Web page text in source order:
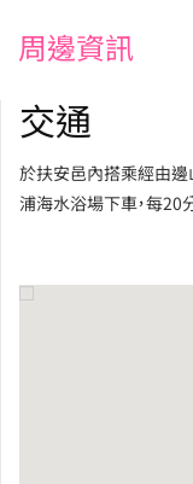
周邊資訊
交通
於扶安邑內搭乘經由
浦海水浴場下車，每20